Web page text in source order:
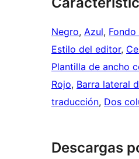
Negro, Azul,
Estilo del editor,
Plantilla de ancho
Rojo, Barra lateral
traducción, Dos
Descargas